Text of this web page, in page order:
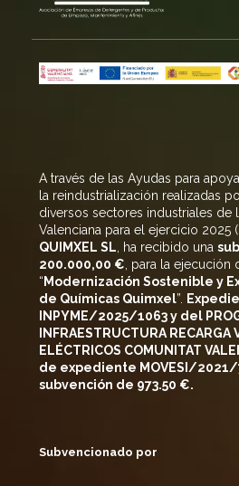
A través de las Ayudas para
la reindustrialización realizadas
diversos sectores industriales de
Valenciana para el ejercicio 2025
QUIMXEL SL, ha recibido una
200.000,00 €, para la ejecución
“ Modernización Sostenible y
de Químicas Quimxel”.
INPYME/2025/1063 y del
INFRAESTRUCTURA RECARGA
ELÉCTRICOS COMUNITAT
de expediente MOVESI/2021/
subvención de 973.50 €.
Subvencionado por